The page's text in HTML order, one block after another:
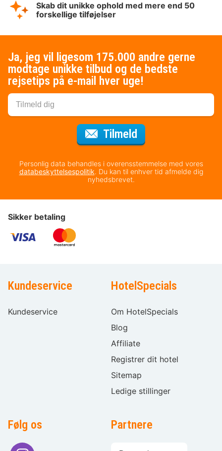
Skab dit unikke ophold med mere end 50
forskellige tilføjelser
Ja, jeg vil ligesom 175.000 andre gerne
modtage unikke tilbud og de bedste
rejsetips på e-mail hver uge!
Tilmeld
Personlig data behandles i overensstemmelse med vores
databeskyttelsespolitik. Du kan til enhver tid afmelde dig
nyhedsbrevet.
Sikker betaling
Kundeservice
Kundeservice
HotelSpecials
Om HotelSpecials
Blog
Affiliate
Registrer dit hotel
Sitemap
Ledige stillinger
Følg os Partnere